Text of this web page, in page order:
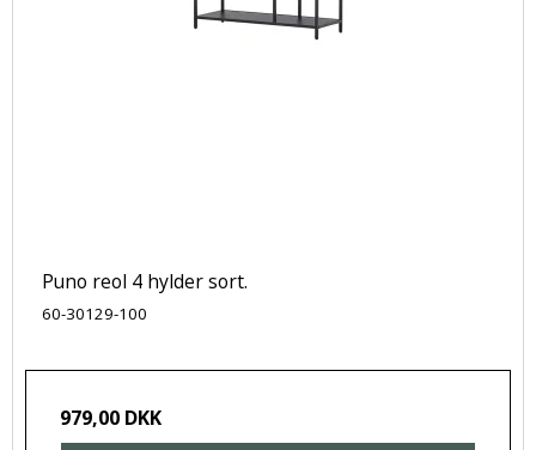
Puno reol 4 hylder sort.
60-30129-100
979,00 DKK